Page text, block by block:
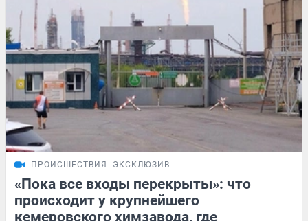
ПРОИСШЕСТВИЯ ЭКСКЛЮЗИВ
«Пока все входы перекрыты»: что
происходит у крупнейшего
кемеровского химзавода, где